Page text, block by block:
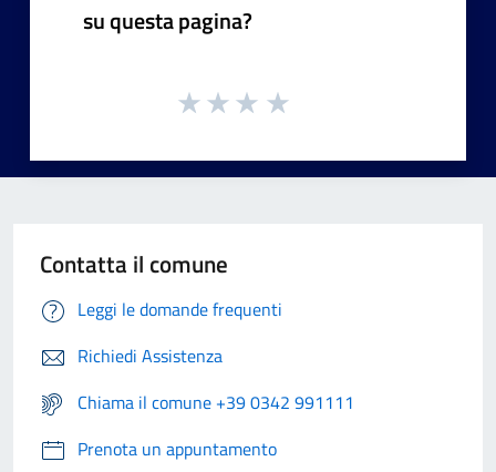
su questa pagina?
Contatta il comune
Leggi le domande frequenti
Richiedi Assistenza
Chiama il comune +39 0342 991111
Prenota un appuntamento